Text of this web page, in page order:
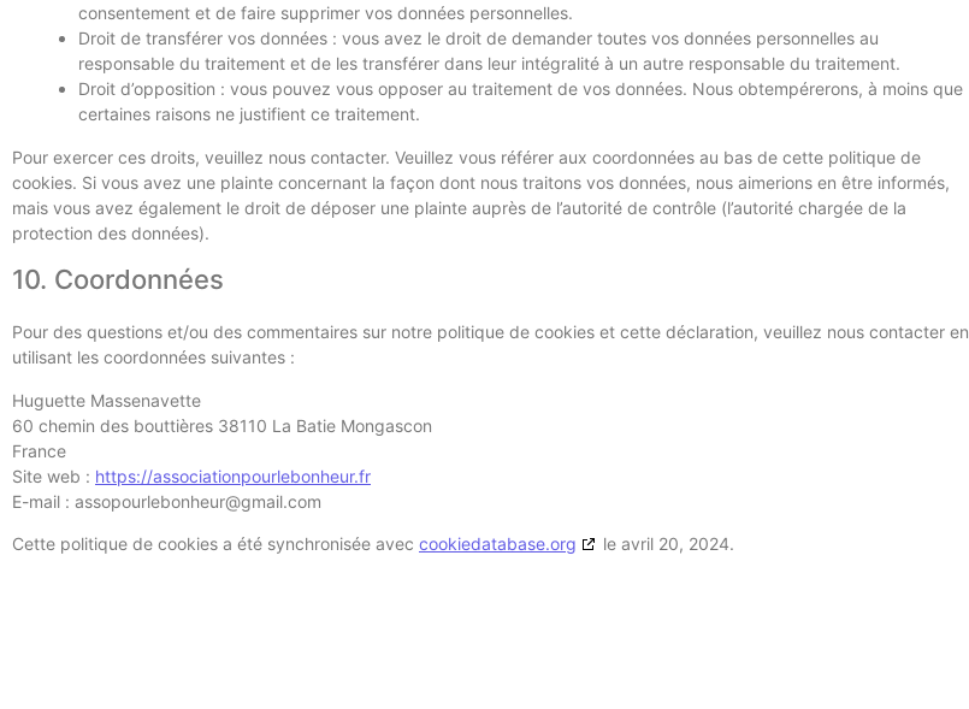
consentement et de faire supprimer vos données personnelles.
Droit de transférer vos données : vous avez le droit de demander toutes vos données personnelles au
responsable du traitement et de les transférer dans leur intégralité à un autre responsable du traitement.
Droit d’opposition : vous pouvez vous opposer au traitement de vos données. Nous obtempérerons, à moins que
certaines raisons ne justifient ce traitement.
Pour exercer ces droits, veuillez nous contacter. Veuillez vous référer aux coordonnées au bas de cette politique de
cookies. Si vous avez une plainte concernant la façon dont nous traitons vos données, nous aimerions en être informés,
mais vous avez également le droit de déposer une plainte auprès de l’autorité de contrôle (l’autorité chargée de la
protection des données).
10. Coordonnées
Pour des questions et/ou des commentaires sur notre politique de cookies et cette déclaration, veuillez nous contacter en
utilisant les coordonnées suivantes :
Huguette Massenavette
60 chemin des bouttières 38110 La Batie Mongascon
France
Site web : https://associationpourlebonheur.fr
E-mail : assopourlebonheur@gmail.com
Cette politique de cookies a été synchronisée avec cookiedatabase.org le avril 20, 2024.